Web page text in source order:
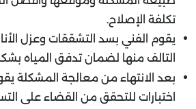
تكلفة الإصلاح.
يقوم الفني بسد التشققات وعزل
التالف منها لضمان تدفق المياه
بعد الانتهاء من معالجة المشكلة
اختبارات للتحقق من القضاء على